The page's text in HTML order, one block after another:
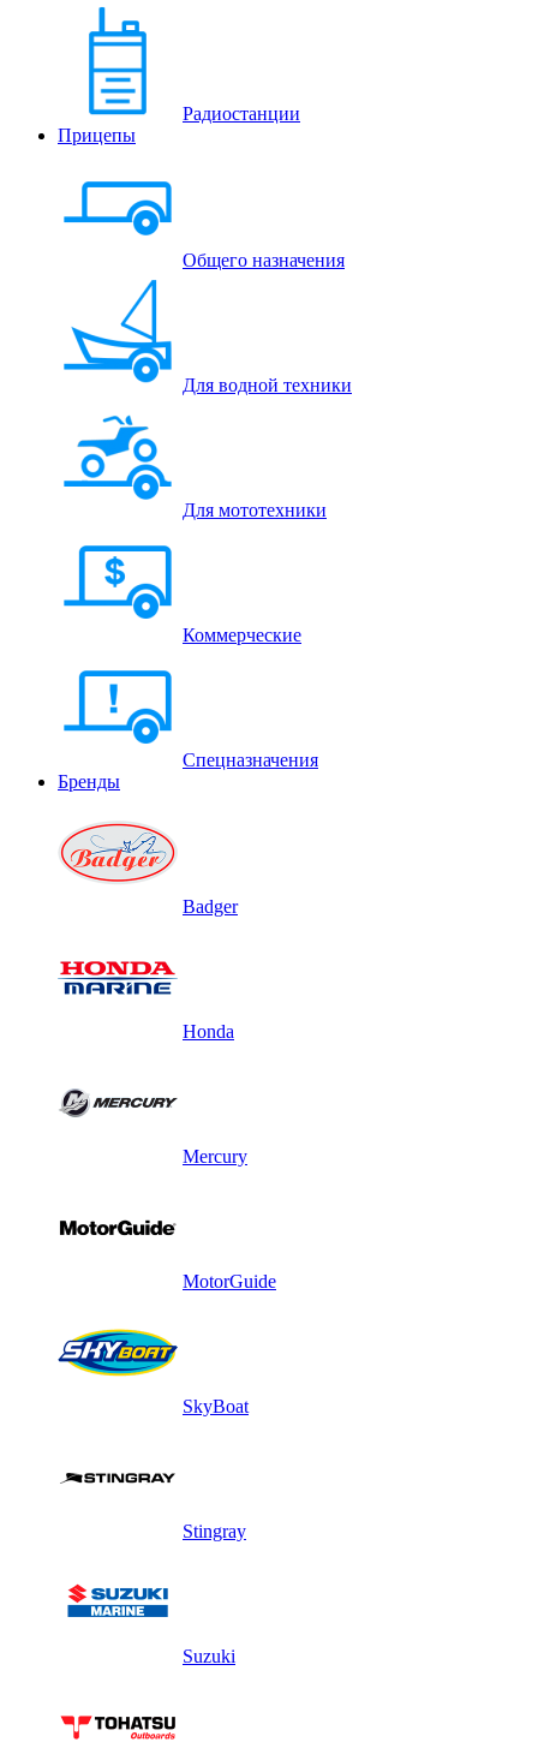
Радиостанции
Прицепы
Общего назначения
Для водной техники
Для мототехники
Коммерческие
Спецназначения
Бренды
Badger
Honda
Mercury
MotorGuide
SkyBoat
Stingray
Suzuki